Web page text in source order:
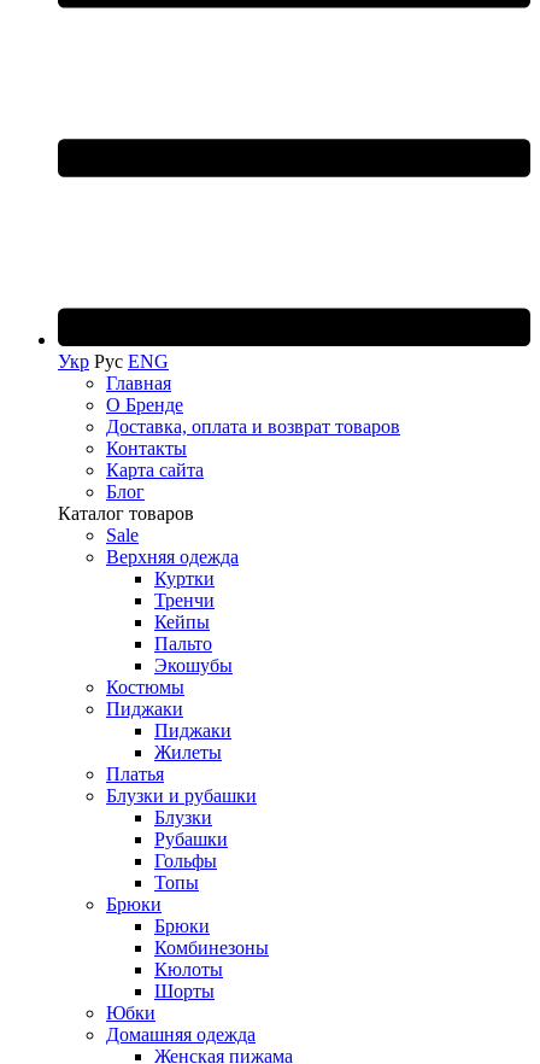
Укр Рус ENG
Главная
О Бренде
Доставка, оплата и возврат товаров
Контакты
Карта сайта
Блог
Каталог товаров
Sale
Верхняя одежда
Куртки
Тренчи
Кейпы
Пальто
Экошубы
Костюмы
Пиджаки
Пиджаки
Жилеты
Платья
Блузки и рубашки
Блузки
Рубашки
Гольфы
Топы
Брюки
Брюки
Комбинезоны
Кюлоты
Шорты
Юбки
Домашняя одежда
Женская пижама